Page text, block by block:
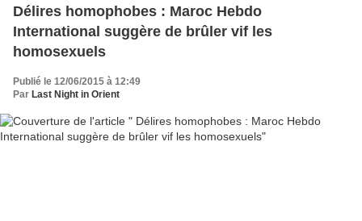
Délires homophobes : Maroc Hebdo
International suggère de brûler vif les
homosexuels
Publié le 12/06/2015 à 12:49
Par Last Night in Orient